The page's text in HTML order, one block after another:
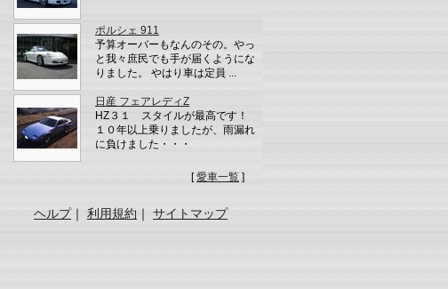
ポルシェ 911
予算オーバーもなんのその。やっ
と我々庶民でも手が届くようにな
りました。 やはり車は定員 ...
日産 フェアレディZ
HZ３１ スタイルが最高です！
１０年以上乗りましたが、雨漏れ
に負けました・・・
[愛車一覧 ]
ヘルプ｜ 利用規約 ｜ サイトマップ